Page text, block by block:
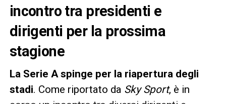
incontro tra presidenti e
dirigenti per la prossima
stagione
La Serie A spinge per la riapertura degli
stadi. Come riportato da Sky Sport, è in